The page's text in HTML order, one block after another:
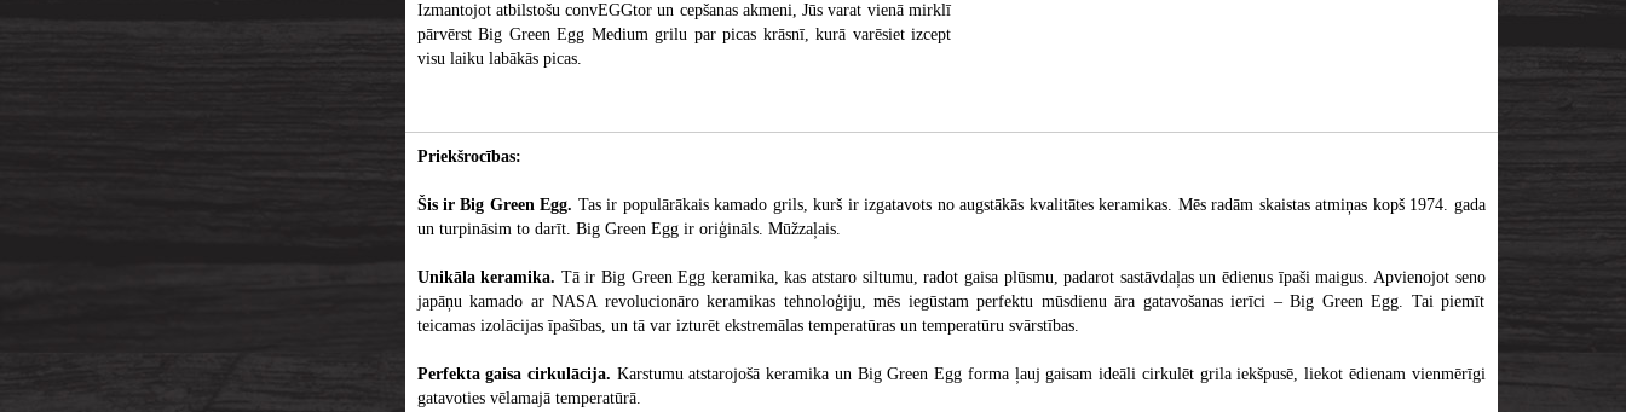
Izmantojot atbilstošu convEGGtor un cepšanas akmeni, Jūs varat vienā mirklī
pārvērst Big Green Egg Medium grilu par picas krāsnī, kurā varēsiet izcept
visu laiku labākās picas.
Priekšrocības:
Šis ir Big Green Egg. Tas ir populārākais kamado grils, kurš ir izgatavots no augstākās kvalitātes keramikas. Mēs radām skaistas atmiņas kopš 1974. gada
un turpināsim to darīt. Big Green Egg ir oriģināls. Mūžzaļais.
Unikāla keramika. Tā ir Big Green Egg keramika, kas atstaro siltumu, radot gaisa plūsmu, padarot sastāvdaļas un ēdienus īpaši maigus. Apvienojot seno
japāņu kamado ar NASA revolucionāro keramikas tehnoloģiju, mēs iegūstam perfektu mūsdienu āra gatavošanas ierīci – Big Green Egg. Tai piemīt
teicamas izolācijas īpašības, un tā var izturēt ekstremālas temperatūras un temperatūru svārstības.
Perfekta gaisa cirkulācija. Karstumu atstarojošā keramika un Big Green Egg forma ļauj gaisam ideāli cirkulēt grila iekšpusē, liekot ēdienam vienmērīgi
gatavoties vēlamajā temperatūrā.